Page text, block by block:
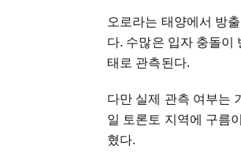
오로라는 태양에서 방
다. 수많은 입자 충돌이
태로 관측된다.
다만 실제 관측 여부는
일 토론토 지역에 구름
혔다.